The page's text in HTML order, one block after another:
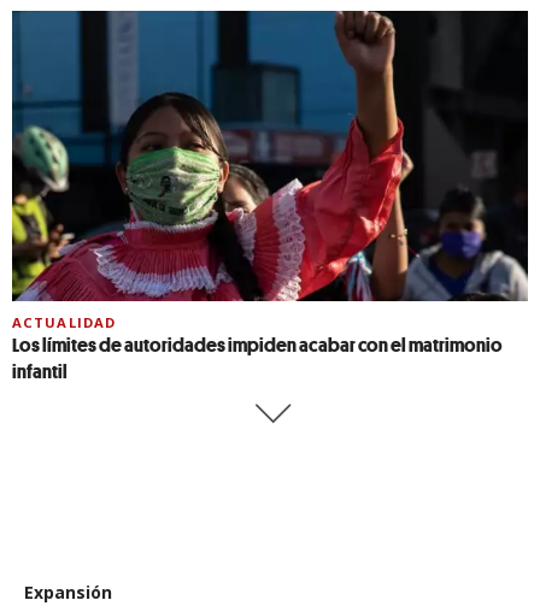
ACTUALIDAD
Los límites de autoridades impiden acabar con el matrimonio
infantil
Expansión